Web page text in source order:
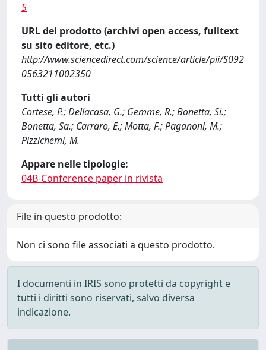
5
URL del prodotto (archivi open access, fulltext
su sito editore, etc.)
http://www.sciencedirect.com/science/article/pii/S092
0563211002350
Tutti gli autori
Cortese, P.; Dellacasa, G.; Gemme, R.; Bonetta, Si.;
Bonetta, Sa.; Carraro, E.; Motta, F.; Paganoni, M.;
Pizzichemi, M.
Appare nelle tipologie:
04B-Conference paper in rivista
File in questo prodotto:
Non ci sono file associati a questo prodotto.
I documenti in IRIS sono protetti da copyright e
tutti i diritti sono riservati, salvo diversa
indicazione.